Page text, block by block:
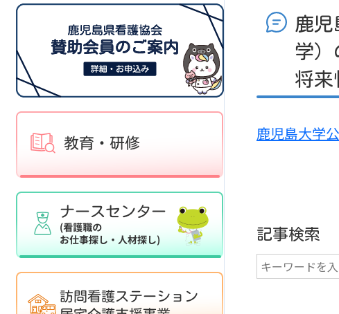
鹿児
学
将来
鹿児島大学
記事検索